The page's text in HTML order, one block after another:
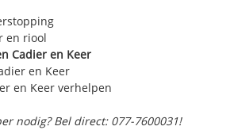
en riool
Cadier en Keer
en Keer
en Keer verhelpen
nodig? Bel direct: 077-7600031!